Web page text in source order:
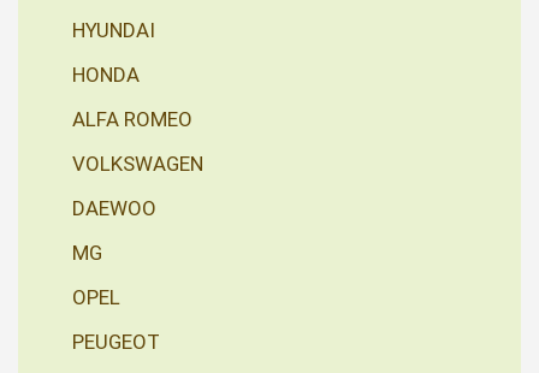
HYUNDAI
HONDA
ALFA ROMEO
VOLKSWAGEN
DAEWOO
MG
OPEL
PEUGEOT